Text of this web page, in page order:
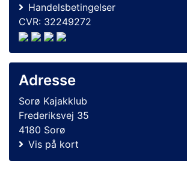
Handelsbetingelser
CVR: 32249272
Adresse
Sorø Kajakklub
Frederiksvej 35
4180 Sorø
Vis på kort